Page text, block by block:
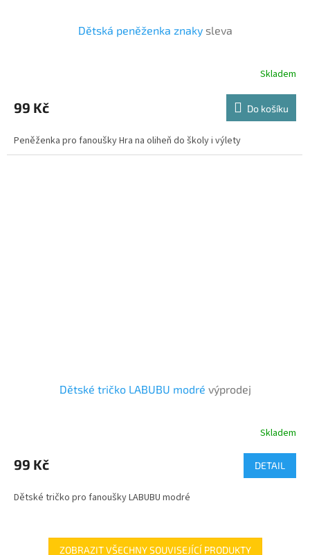
Dětská peněženka znaky sleva
Skladem
99 Kč Do košíku
Peněženka pro fanoušky Hra na oliheň do školy i výlety
Dětské tričko LABUBU modré výprodej
Skladem
99 Kč DETAIL
Dětské tričko pro fanoušky LABUBU modré
ZOBRAZIT VŠECHNY SOUVISEJÍCÍ PRODUKTY